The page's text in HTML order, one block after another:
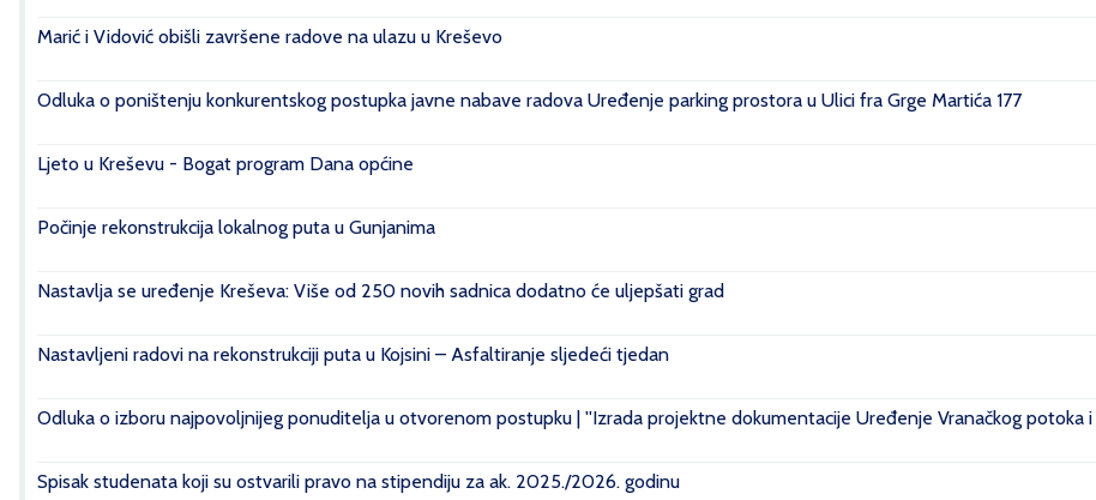
Marić i Vidović obišli završene radove na ulazu u Kreševo
Odluka o poništenju konkurentskog postupka javne nabave radova Uređenje parking prostora u Ulici fra Grge Martića 177
Ljeto u Kreševu - Bogat program Dana općine
Počinje rekonstrukcija lokalnog puta u Gunjanima
Nastavlja se uređenje Kreševa: Više od 250 novih sadnica dodatno će uljepšati grad
Nastavljeni radovi na rekonstrukciji puta u Kojsini – Asfaltiranje sljedeći tjedan
Odluka o izboru najpovoljnijeg ponuditelja u otvorenom postupku | ''Izrada projektne dokumentacije Uređenje Vranačkog potoka
Spisak studenata koji su ostvarili pravo na stipendiju za ak. 2025./2026. godinu